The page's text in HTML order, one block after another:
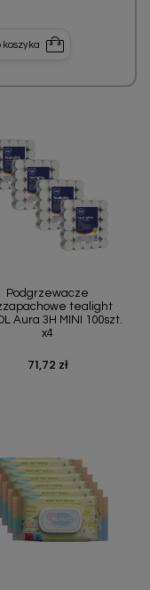
koszyka
Podgrzewacze
tealight
Aura 3H MINI 100szt.
x4
Cena
71,72 zł